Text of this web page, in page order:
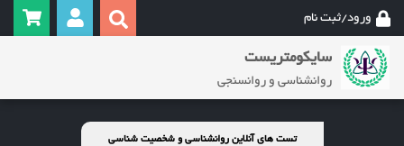
ورود/ثبت نام
سایکومتریست
روانشناسی و روانسنجی
تست های آنلاین روانشناسی و شخصیت شناسی